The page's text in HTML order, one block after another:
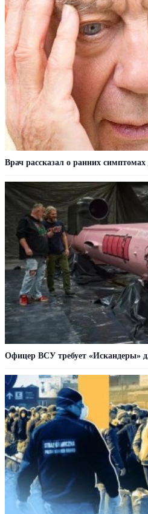
Врач рассказал о ранних
Офицер ВСУ требует «Искандеры»